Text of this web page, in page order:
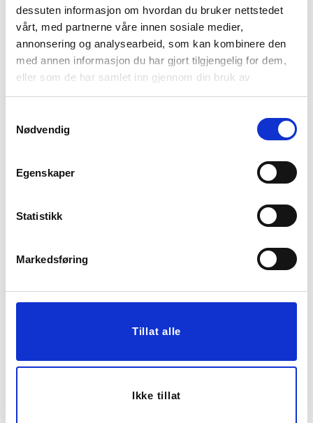
dessuten informasjon om hvordan du bruker nettstedet
vårt, med partnerne våre innen sosiale medier,
annonsering og analysearbeid, som kan kombinere den
med annen informasjon du har gjort tilgjengelig for dem,
eller som de har samlet inn gjennom din bruk av
tjenestene deres.
Nødvendig
Egenskaper
Statistikk
Markedsføring
Tillat alle
Ikke tillat
SENGESETT ADELE
BEIGE
799,00
SENGESETT ADELE
SENGESETT ADELE
SENGESETT ADELE